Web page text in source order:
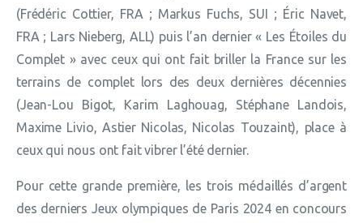
(Frédéric Cottier, FRA ; Markus Fuchs, SUI ; Éric Navet,
FRA ; Lars Nieberg, ALL) puis l’an dernier « Les Étoiles du
Complet » avec ceux qui ont fait briller la France sur les
terrains de complet lors des deux dernières décennies
(Jean-Lou Bigot, Karim Laghouag, Stéphane Landois,
Maxime Livio, Astier Nicolas, Nicolas Touzaint), place à
ceux qui nous ont fait vibrer l’été dernier.
Pour cette grande première, les trois médaillés d’argent
des derniers Jeux olympiques de Paris 2024 en concours